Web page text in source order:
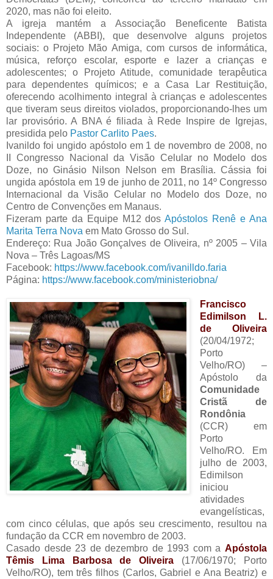
2020, mas não foi eleito.
A igreja mantém a Associação Beneficente Batista
Independente (ABBI), que desenvolve alguns projetos
sociais: o Projeto Mão Amiga, com cursos de informática,
música, reforço escolar, esporte e lazer a crianças e
adolescentes; o Projeto Atitude, comunidade terapêutica
para dependentes químicos; e a Casa Lar Restituição,
oferecendo acolhimento integral à crianças e adolescentes
que tiveram seus direitos violados, proporcionando-lhes um
lar provisório. A BNA é filiada à Rede Inspire de Igrejas,
presidida pelo Pastor Carlito Paes.
Ivanildo foi ungido apóstolo em 1 de novembro de 2008, no
II Congresso Nacional da Visão Celular no Modelo dos
Doze, no Ginásio Nilson Nelson em Brasília. Cássia foi
ungida apóstola em 19 de junho de 2011, no 14º Congresso
Internacional da Visão Celular no Modelo dos Doze, no
Centro de Convenções em Manaus.
Fizeram parte da Equipe M12 dosApóstolos Renê e Ana
Marita Terra Nova em Mato Grosso do Sul.
Endereço: Rua João Gonçalves de Oliveira, nº 2005 – Vila
Nova – Três Lagoas/MS
Facebook: https://www.facebook.com/ivanilldo.faria
Página: https://www.facebook.com/ministeriobna/
Francisco
Edimilson L.
de Oliveira
(20/04/1972;
Porto
Velho/RO) –
Apóstolo da
Comunidade
Cristã de
Rondônia
(CCR) em
Porto
Velho/RO. Em
julho de 2003,
Edimilson
iniciou
atividades
evangelísticas,
com cinco células, que após seu crescimento, resultou na
fundação da CCR em novembro de 2003.
Casado desde 23 de dezembro de 1993 com a Apóstola
Têmis Lima Barbosa de Oliveira (17/06/1970; Porto
Velho/RO), tem três filhos (Carlos, Gabriel e Ana Beatriz) e